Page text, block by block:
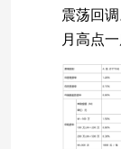
震荡回
月高点
后，小
前 A 股
线溢出
微盘板